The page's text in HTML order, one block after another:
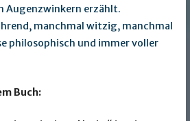
Augenzwinkern erzählt.
manchmal witzig, manchmal
philosophisch und immer voller
Buch: